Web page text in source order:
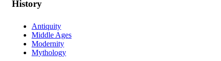
History
Antiquity
Middle Ages
Modernity
Mythology